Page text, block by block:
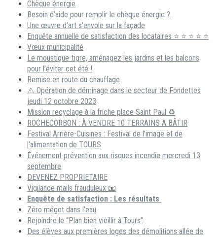
Chèque énergie
Besoin d’aide pour remplir le chèque énergie ?
Une œuvre d’art s’envole sur la façade
Enquête annuelle de satisfaction des locataires ⭐ ⭐ ⭐ ⭐ ⭐
Vœux municipalité
Le moustique-tigre, aménagez les jardins et les balcons
pour l’éviter cet été !
Remise en route du chauffage
⚠️ Opération de déminage dans le secteur de Fondettes
jeudi 12 octobre 2023
Mission recyclage à la friche place Saint Paul ♻️
ROCHECORBON : À VENDRE 10 TERRAINS A BÂTIR
Festival Arrière-Cuisines : Festival de l’image et de
l’alimentation de TOURS
Événement prévention aux risques incendie mercredi 13
septembre
DEVENEZ PROPRIETAIRE
Vigilance mails frauduleux 📧
Enquête de satisfaction : Les résultats
Zéro mégot dans l’eau
Rejoindre le “Plan bien vieillir à Tours”
Des élèves aux premières loges des démolitions allée de